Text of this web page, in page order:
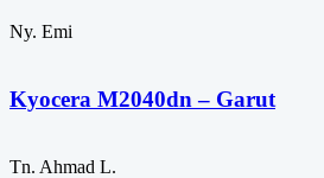
Ny. Emi
Kyocera M2040dn – Garut
Tn. Ahmad L.